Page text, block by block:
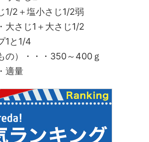
1/2＋塩小さじ1/2弱
大さじ1＋大さじ1/2
1と1/4
の）・・・350～400ｇ
適量